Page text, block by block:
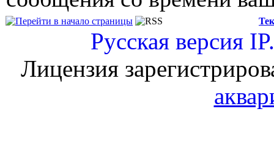
Русская версия
Лицензия